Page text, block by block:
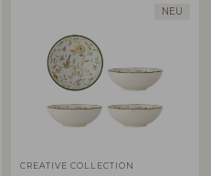
NEU
CREATIVE COLLECTION